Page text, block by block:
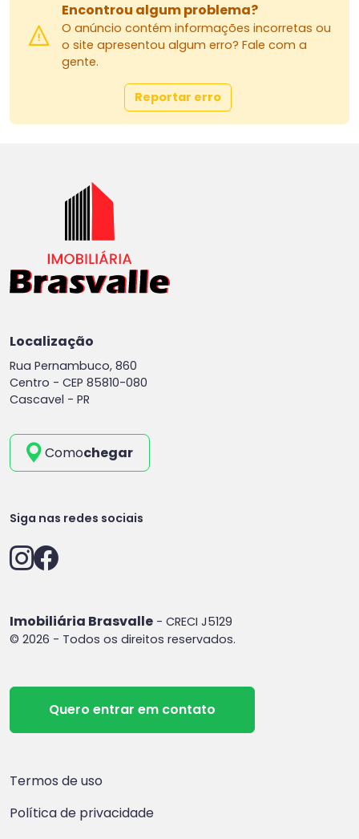
Encontrou algum problema?
O anúncio contém informações incorretas ou
o site apresentou algum erro? Fale com a
gente.
Reportar erro
Localização
Rua Pernambuco, 860
Centro - CEP 85810-080
Cascavel - PR
Comochegar
Siga nas redes sociais
Imobiliária Brasvalle - CRECI J5129
© 2026 - Todos os direitos reservados.
Quero entrar em contato
Termos de uso
Política de privacidade